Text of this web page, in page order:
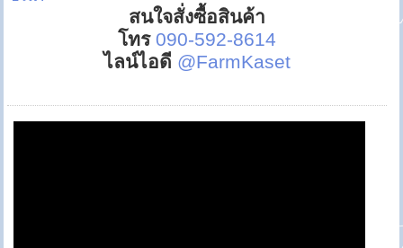
สนใจสั่งซื้อสินค้า
โทร 090-592-8614
ไลน์ไอดี @FarmKaset